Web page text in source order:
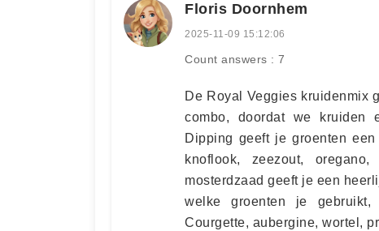
Floris Doornhem
2025-11-09 15:12:06
Count answers : 7
De Royal Veggies kruidenmix
combo, doordat we kruiden
Dipping geeft je groenten
knoflook, zeezout,
mosterdzaad geeft je een
welke groenten je
Courgette, aubergine, wortel,